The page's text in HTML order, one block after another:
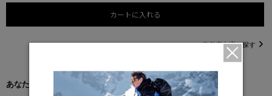
カートに入れる
直営店在庫を探す
あなたと同じくらいタフに働くアウターウェア